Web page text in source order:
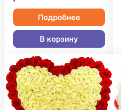
Подробнее
В корзину